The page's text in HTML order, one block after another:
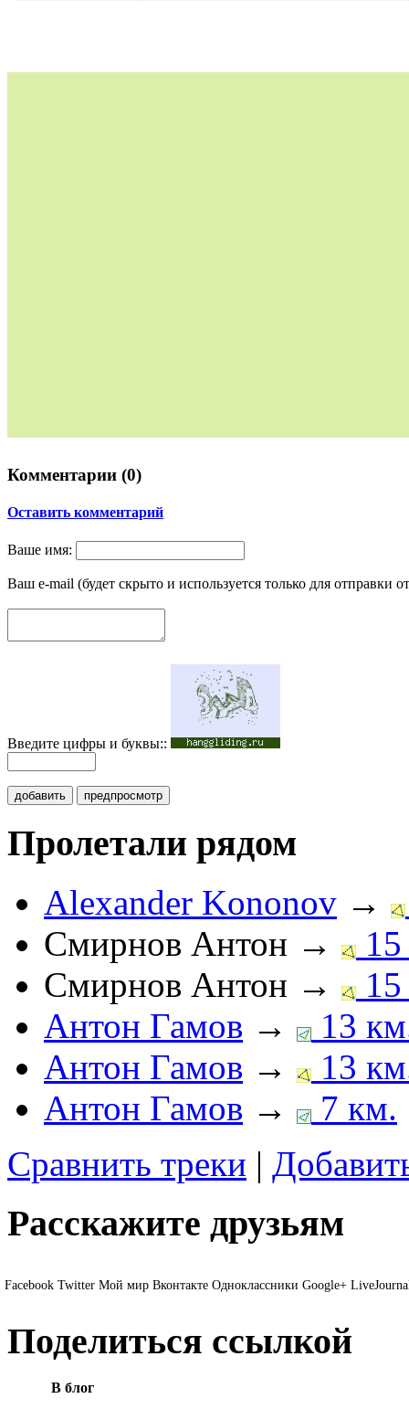
Комментарии (0)
Оставить комментарий
Ваше имя:
Ваш e-mail (будет скрыто и используется только для отправки
Введите цифры и буквы::
добавить предпросмотр
Пролетали рядом
Alexander Kononov →
Смирнов Антон →
Смирнов Антон →
Антон Гамов →
13
Антон Гамов →
13
Антон Гамов →
7 км.
Сравнить треки |
Расскажите друзьям
Facebook Twitter Мой мир Вконтакте Одноклассники Google+
Поделиться ссылкой
В блог